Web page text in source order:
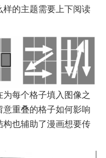
的主题需要上下阅读
每个格子填入图像之
重叠的格子如何影响
也辅助了漫画想要传